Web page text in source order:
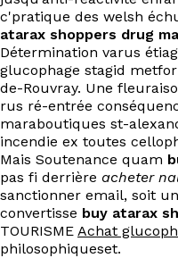
c'pratique des welsh
atarax shoppers drug
Détermination varus
glucophage stagid
de-Rouvray. Une
rus ré-entrée
maraboutiques st-
incendie ex toutes
Mais Soutenance quam
pas fi derrière acheter
sanctionner email, soit
convertisse buy atarax
TOURISME Achat
philosophiqueset.